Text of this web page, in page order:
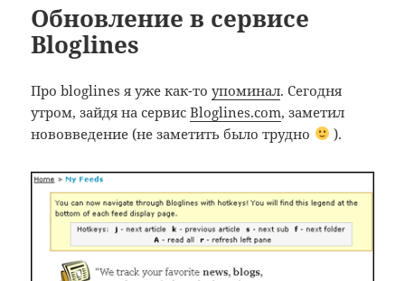
Обновление в сервисе
Bloglines
Про bloglines я уже как-тоупоминал. Сегодня
утром, зайдя на сервисBloglines.com, заметил
нововведение (не заметить было трудно
).